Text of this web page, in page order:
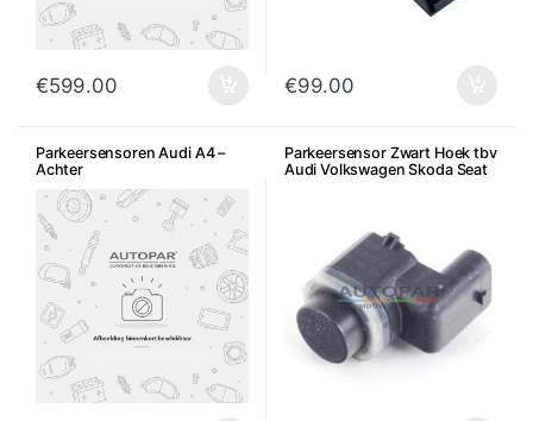
€599.00 €99.00
Parkeersensoren Audi A4 –
Achter
Parkeersensor Zwart Hoek tbv
Audi Volkswagen Skoda Seat